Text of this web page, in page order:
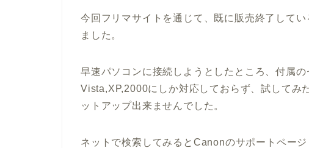
今回フリマサイトを通じて、既に販売終了して
ました。
早速パソコンに接続しようとしたところ、付属
Vista,XP,2000にしか対応しておらず、試してみ
ットアップ出来ませんでした。
ネットで検索してみるとCanonのサポートペー